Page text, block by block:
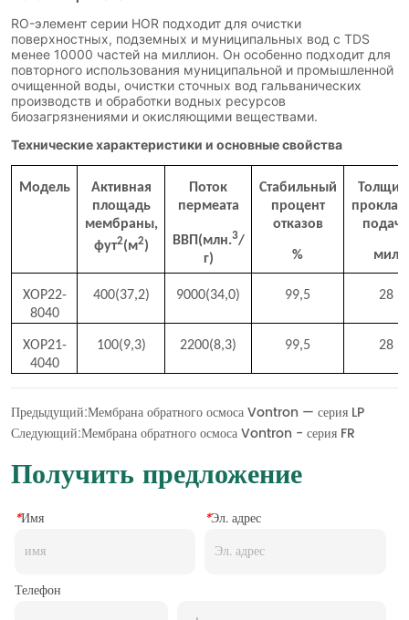
Предыдущий:Мембрана обратного осмоса Vontron — серия LP
Следующий:Мембрана обратного осмоса Vontron - серия FR
Получить предложение
*Имя *Эл. адрес
Телефон